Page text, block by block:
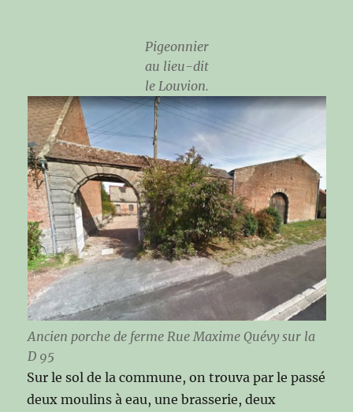
Pigeonnier
au lieu-dit
le Louvion.
Ancien porche de ferme Rue Maxime Quévy sur la
D 95
Sur le sol de la commune, on trouva par le passé
deux moulins à eau, une brasserie, deux